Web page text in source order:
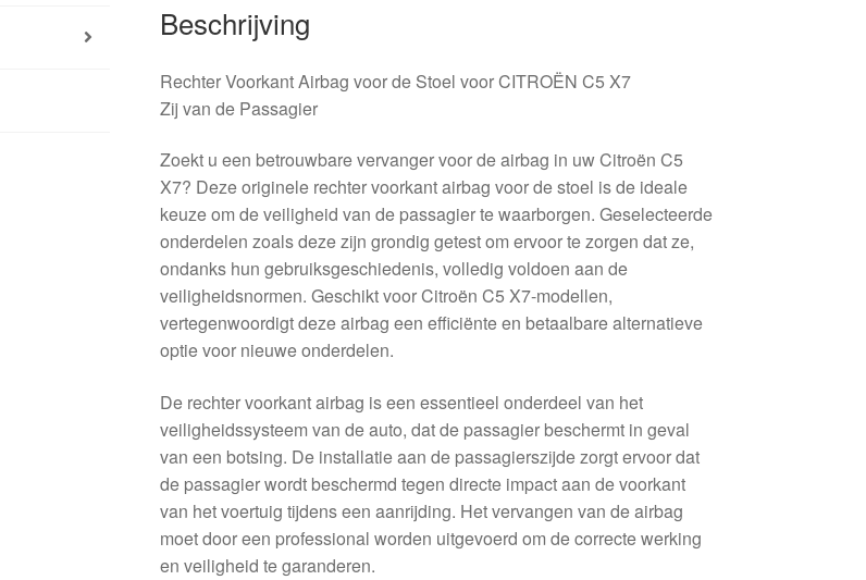
Beschrijving
Rechter Voorkant Airbag voor de Stoel voor CITROËN C5 X7
Zij van de Passagier
Zoekt u een betrouwbare vervanger voor de airbag in uw Citroën C5
X7? Deze originele rechter voorkant airbag voor de stoel is de ideale
keuze om de veiligheid van de passagier te waarborgen. Geselecteerde
onderdelen zoals deze zijn grondig getest om ervoor te zorgen dat ze,
ondanks hun gebruiksgeschiedenis, volledig voldoen aan de
veiligheidsnormen. Geschikt voor Citroën C5 X7-modellen,
vertegenwoordigt deze airbag een efficiënte en betaalbare alternatieve
optie voor nieuwe onderdelen.
De rechter voorkant airbag is een essentieel onderdeel van het
veiligheidssysteem van de auto, dat de passagier beschermt in geval
van een botsing. De installatie aan de passagierszijde zorgt ervoor dat
de passagier wordt beschermd tegen directe impact aan de voorkant
van het voertuig tijdens een aanrijding. Het vervangen van de airbag
moet door een professional worden uitgevoerd om de correcte werking
en veiligheid te garanderen.